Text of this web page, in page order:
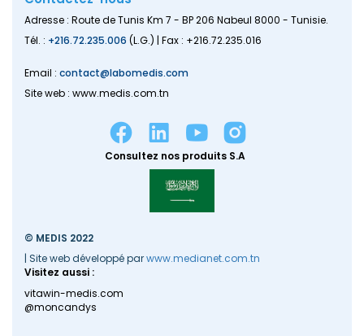
Adresse : Route de Tunis Km 7 - BP 206 Nabeul 8000 - Tunisie.
Tél. : +216.72.235.006 (L.G.) | Fax : +216.72.235.016
Email : contact@labomedis.com
Site web : www.medis.com.tn
Consultez nos produits S.A
© MEDIS 2022
| Site web développé parwww.medianet.com.tn
Visitez aussi :
vitawin-medis.com
@moncandys